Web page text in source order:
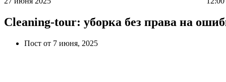
Cleaning-tour: уборка без права на
Пост от 7 июня, 2025